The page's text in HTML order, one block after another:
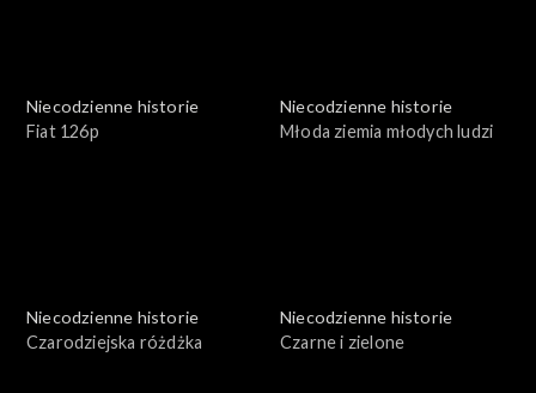
Niecodzienne historie
Fiat 126p
Niecodzienne historie
Młoda ziemia młodych ludzi
Niecodzienne historie
Czarodziejska różdżka
Niecodzienne historie
Czarne i zielone